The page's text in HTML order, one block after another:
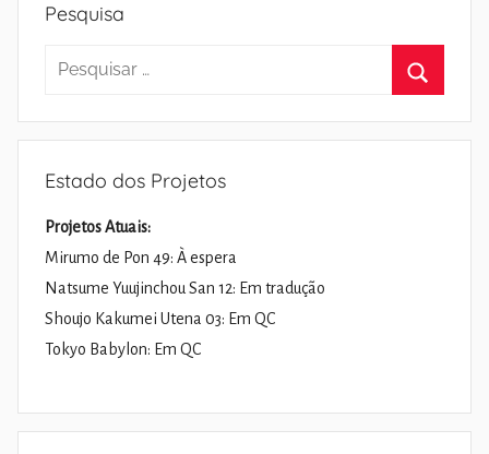
Pesquisa
Pesquisar
Estado dos Projetos
Projetos Atuais:
Mirumo de Pon 49: À espera
Natsume Yuujinchou San 12: Em tradução
Shoujo Kakumei Utena 03: Em QC
Tokyo Babylon: Em QC